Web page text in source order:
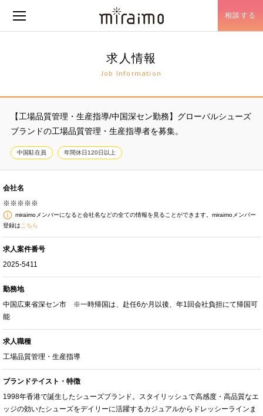
相談する
求人情報
Job Information
【工場品質管理・生産指導/中国深セン勤務】グローバルシューズ
ブランドの工場品質管理・生産指導者を募集。
中国駐在員 年間休日120日以上
会社名
※※※※※
miraimoメンバーになると会社名などの全ての情報を見ることができます。miraimoメンバー
登録は こちら
求人案件番号
2025-5411
勤務地
中国広東省深セン市 ※一時帰国は、赴任6か月以後、年1回会社負担にて帰国可
能
求人職種
工場品質管理・生産指導
ブランドテイスト・特徴
1998年香港で誕生したシューズブランド。スタイリッシュで高感度・高品質なエ
ッジの効いたシューズをデイリーに活躍するカジュアルからドレッシーラインま